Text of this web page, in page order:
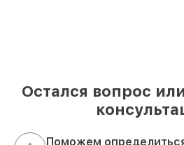
Остался вопрос
Поможем